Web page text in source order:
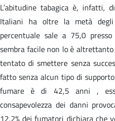
L’abitudine tabagica è, infatti,
Italiani ha oltre la metà
percentuale sale a 75,0
sembra facile non lo è
tentato di smettere senza
fatto senza alcun tipo di
fumare è di 42,5 anni ,
consapevolezza dei danni
12,2% dei fumatori dichiara che